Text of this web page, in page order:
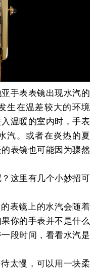
手表表镜出现水汽的
生在温差较大的环境
温暖的室内时，手表
汽。或者在炎热的夏
表镜也可能因为骤然
这里有几个小妙招可
表镜上的水汽会随着
你的手表并不是什么
段时间，看看水汽是
太慢，可以用一块柔